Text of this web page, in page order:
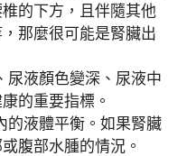
的下方，且伴隨其他
那麼很可能是腎臟出
尿液顏色變深、尿液中
的重要指標。
的液體平衡。如果腎臟
腹部水腫的情況。